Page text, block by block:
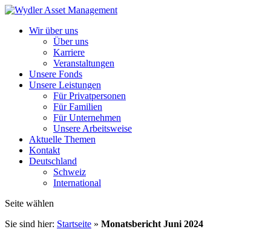
Wir über uns
Über uns
Karriere
Veranstaltungen
Unsere Fonds
Unsere Leistungen
Für Privatpersonen
Für Familien
Für Unternehmen
Unsere Arbeitsweise
Aktuelle Themen
Kontakt
Deutschland
Schweiz
International
Seite wählen
Sie sind hier: Startseite » Monatsbericht Juni 2024